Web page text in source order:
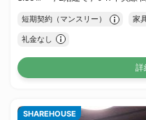
短期契約（マンスリー） 家
礼金なし
詳
SHAREHOUSE